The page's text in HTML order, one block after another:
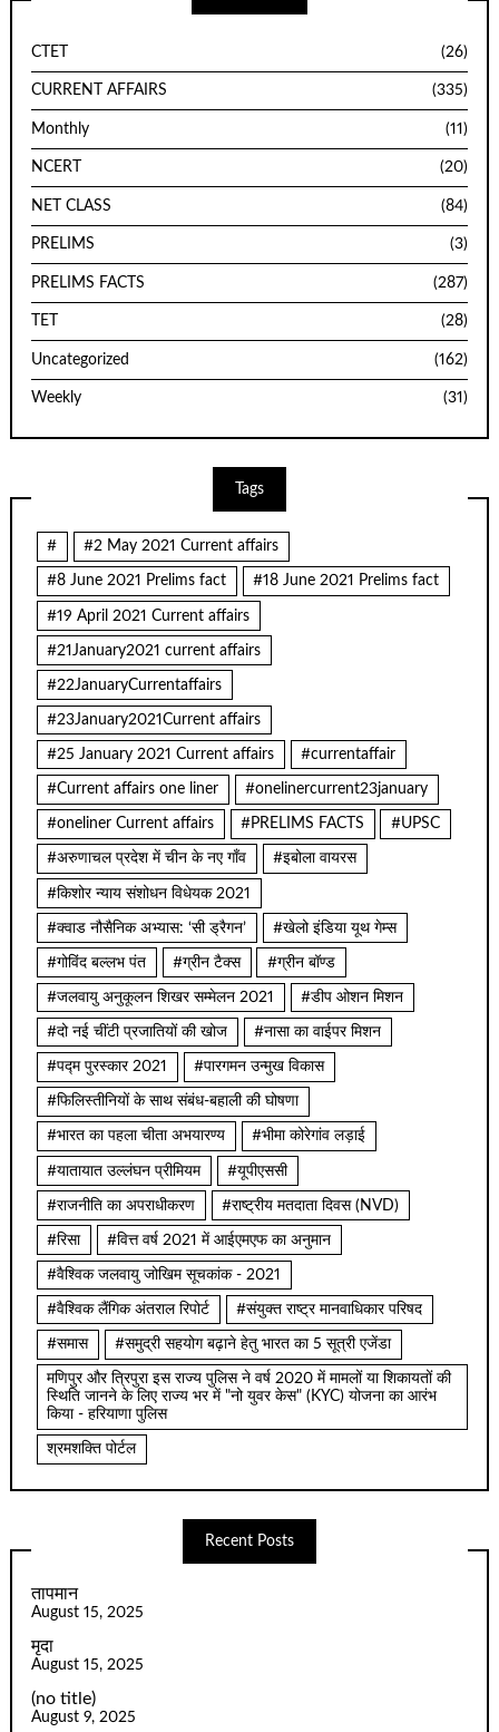
CTET (26)
CURRENT AFFAIRS (335)
Monthly (11)
NCERT (20)
NET CLASS (84)
PRELIMS (3)
PRELIMS FACTS (287)
TET (28)
Uncategorized (162)
Weekly (31)
Tags
# #2 May 2021 Current affairs
#8 June 2021 Prelims fact #18 June 2021 Prelims fact
#19 April 2021 Current affairs
#21January2021 current affairs
#22JanuaryCurrentaffairs
#23January2021Current affairs
#25 January 2021 Current affairs #currentaffair
#Current affairs one liner #onelinercurrent23january
#oneliner Current affairs #PRELIMS FACTS #UPSC
#अरुणाचल प्रदेश में चीन के नए गाँव #इबोला वायरस
#किशोर न्याय संशोधन विधेयक 2021
#क्वाड नौसैनिक अभ्यास: ‘सी ड्रैगन’ #खेलो इंडिया यूथ गेम्स
#गोविंद बल्लभ पंत #ग्रीन टैक्स #ग्रीन बॉण्ड
#जलवायु अनुकूलन शिखर सम्मेलन 2021 #डीप ओशन मिशन
#दो नई चींटी प्रजातियों की खोज #नासा का वाईपर मिशन
#पद्म पुरस्कार 2021 #पारगमन उन्मुख विकास
#फिलिस्तीनियों के साथ संबंध-बहाली की घोषणा
#भारत का पहला चीता अभयारण्य #भीमा कोरेगांव लड़ाई
#यातायात उल्लंघन प्रीमियम #यूपीएससी
#राजनीति का अपराधीकरण #राष्ट्रीय मतदाता दिवस (NVD)
#रिसा #वित्त वर्ष 2021 में आईएमएफ का अनुमान
#वैश्विक जलवायु जोखिम सूचकांक - 2021
#वैश्विक लैंगिक अंतराल रिपोर्ट #संयुक्त राष्ट्र मानवाधिकार परिषद
#समास #समुद्री सहयोग बढ़ाने हेतु भारत का 5 सूत्री एजेंडा
मणिपुर और त्रिपुरा इस राज्य पुलिस ने वर्ष 2020 में मामलों या शिकायतों की
स्थिति जानने के लिए राज्य भर में "नो युवर केस" (KYC) योजना का आरंभ
किया - हरियाणा पुलिस
श्रमशक्ति पोर्टल
Recent Posts
तापमान
August 15, 2025
मृदा
August 15, 2025
(no title)
August 9, 2025